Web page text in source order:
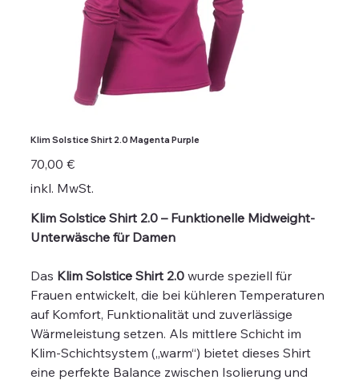
Klim Solstice Shirt 2.0 Magenta Purple
Preis
70,00 €
inkl. MwSt.
Klim Solstice Shirt 2.0 – Funktionelle Midweight-
Unterwäsche für Damen
Das Klim Solstice Shirt 2.0 wurde speziell für
Frauen entwickelt, die bei kühleren Temperaturen
auf Komfort, Funktionalität und zuverlässige
Wärmeleistung setzen. Als mittlere Schicht im
Klim-Schichtsystem („warm“) bietet dieses Shirt
eine perfekte Balance zwischen Isolierung und